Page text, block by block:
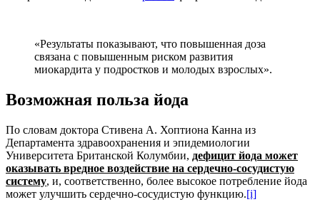
«Результаты показывают, что повышенная доза
связана с повышенным риском развития
миокардита у подростков и молодых взрослых».
Возможная польза йода
По словам доктора Стивена А. Хоптиона Канна из
Департамента здравоохранения и эпидемиологии
Университета Британской Колумбии, дефицит йода может
оказывать вредное воздействие на сердечно-сосудистую
систему, и, соответственно, более высокое потребление йода
может улучшить сердечно-сосудистую функцию.[i]